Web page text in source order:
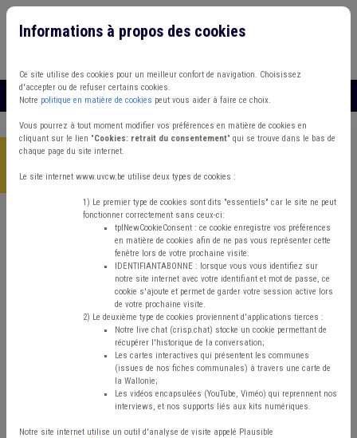
Accueil >Aînés> Actualité
confirmation par l’Aviq du financement 2023
Personnel/RH
MR-S - Renfort Covid
- confirmation par
l’Aviq du financement
Informations à propos des cookies
Ce site utilise des cookies pour un meilleur confort de navigation. Choisissez
d'accepter ou de refuser certains cookies.
Notre politique en matière de cookies peut vous aider à faire ce choix.
Vous pourrez à tout moment modifier vos préférences en matière de cookies en
cliquant sur le lien "Cookies: retrait du consentement" qui se trouve dans le bas de
chaque page du site internet.
Le site internet www.uvcw.be utilise deux types de cookies :
1) Le premier type de cookies sont dits "essentiels" car le site ne peut
fonctionner correctement sans ceux-ci:
tplNewCookieConsent : ce cookie enregistre vos préférences
en matière de cookies afin de ne pas vous représenter cette
fenêtre lors de votre prochaine visite.
IDENTIFIANTABONNE : lorsque vous vous identifiez sur
notre site internet avec votre identifiant et mot de passe, ce
cookie s'ajoute et permet de garder votre session active lors
de votre prochaine visite.
2) Le deuxième type de cookies proviennent d'applications tierces :
Notre live chat (crisp.chat) stocke un cookie permettant de
récupérer l'historique de la conversation;
Les cartes interactives qui présentent les communes
(issues de nos fiches communales) à travers une carte de
la Wallonie;
Les vidéos encapsulées (YouTube, Viméo) qui reprennent nos
interviews, et nos supports liés aux kits numériques.
Notre site internet utilise un outil d'analyse de visite appelé Plausible